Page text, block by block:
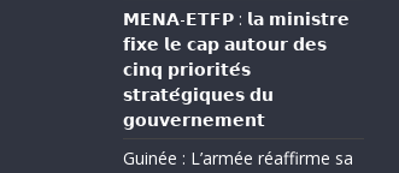
𝗠𝗘𝗡𝗔-𝗘𝗧𝗙𝗣 : 𝗹𝗮 𝗺𝗶𝗻𝗶𝘀𝘁𝗿𝗲
𝗳𝗶𝘅𝗲 𝗹𝗲 𝗰𝗮𝗽 𝗮𝘂𝘁𝗼𝘂𝗿 𝗱𝗲𝘀
𝗰𝗶𝗻𝗾 𝗽𝗿𝗶𝗼𝗿𝗶𝘁𝗲́𝘀
𝘀𝘁𝗿𝗮𝘁𝗲́𝗴𝗶𝗾𝘂𝗲𝘀 𝗱𝘂
𝗴𝗼𝘂𝘃𝗲𝗿𝗻𝗲𝗺𝗲𝗻𝘁
Guinée : L’armée réaffirme sa